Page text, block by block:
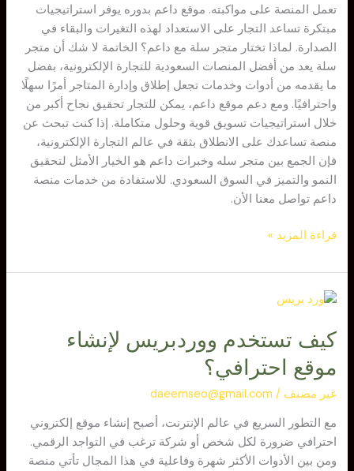
تعمل المنصة على مواكبته. موقع داعم بدوره يوفر استراتيجيات
مبتكرة تساعد التجار على الاستعداد لهذه التغيرات والبقاء في
الصدارة. لماذا تختار متجر سلة مع داعم؟ الخاتمة لا شك أن متجر
سلة يعد من أفضل المنصات السعودية للتجارة الإلكترونية، بفضل
ما يقدمه من أدوات وخدمات تجعل إطلاق وإدارة المتاجر أمرًا سهلًا
واحترافيًا. ومع دعم موقع داعم، يمكن للتجار تحقيق نجاح أكبر من
خلال استراتيجيات تسويق قوية وحلول متكاملة. إذا كنت تبحث عن
منصة تساعدك على الانطلاق بثقة في عالم التجارة الإلكترونية،
فإن الجمع بين متجر سله وخبرات داعم هو الخيار الأمثل لتحقيق
النمو والتميز في السوق السعودي. للاستفادة من خدمات منصة
داعم تواصل معنا الأن.
قراءة المزيد »
كيف تستخدم ووردبريس لإنشاء
موقع احترافي؟
غير مصنف /
daeemseo@gmail.com
مع التطور السريع في عالم الإنترنت، أصبح إنشاء موقع إلكتروني
احترافي ضرورة لكل شخص أو شركة ترغب في التواجد الرقمي.
ومن بين الأدوات الأكثر شهرة وفاعلية في هذا المجال تأتي منصة
كيف
ووردبريس
لإنشاء
موقع
احترافي؟